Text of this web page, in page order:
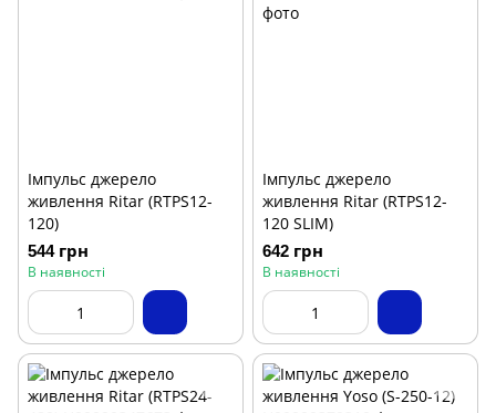
Імпульс джерело
живлення Ritar (RTPS12-
120)
544 грн
В наявності
Імпульс джерело
живлення Ritar (RTPS12-
120 SLIM)
642 грн
В наявності